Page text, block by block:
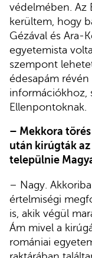
védelmében. Az
kerültem, hogy
Gézával és Ara-
egyetemista
szempont
édesapám
információkhoz,
Ellenpontoknak.
– Mekkora
után kirúgták
települnie
– Nagy.
értelmiségi
is, akik végül
Ám mivel a
romániai